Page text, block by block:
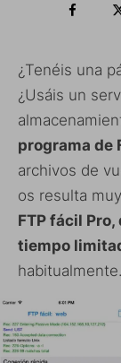
¿Tenéis una
¿Usáis un
programa de
archivos de
os resulta
FTP fácil
tiempo
habitualmente.